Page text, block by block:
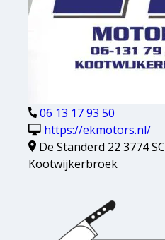
06 13 17 93 50
https://ekmotors.nl/
De Standerd 22 3774 SC
Kootwijkerbroek